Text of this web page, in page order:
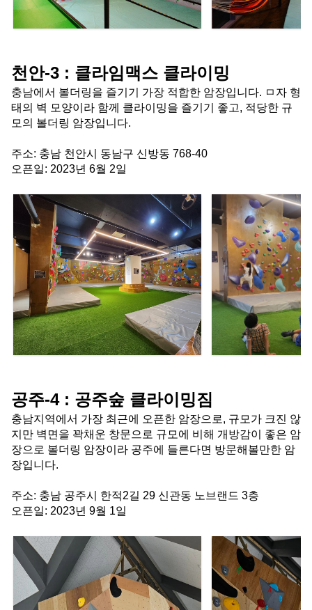
천안-3 : 클라임맥스 클라이밍
충남에서 볼더링을 즐기기 가장 적합한 암장입니다. ㅁ자 형
태의 벽 모양이라 함께 클라이밍을 즐기기 좋고, 적당한 규
모의 볼더링 암장입니다.
주소: 충남 천안시 동남구 신방동 768-40
오픈일: 2023년 6월 2일
공주-4 : 공주숲 클라이밍짐
충남지역에서 가장 최근에 오픈한 암장으로, 규모가 크진 않
지만 벽면을 꽉채운 창문으로 규모에 비해 개방감이 좋은 암
장으로 볼더링 암장이라 공주에 들른다면 방문해볼만한 암
장입니다.
주소: 충남 공주시 한적2길 29 신관동 노브랜드 3층
오픈일: 2023년 9월 1일